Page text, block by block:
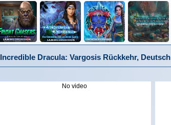
Incredible Dracula: Vargosis Rückkehr, Deutsch
No video